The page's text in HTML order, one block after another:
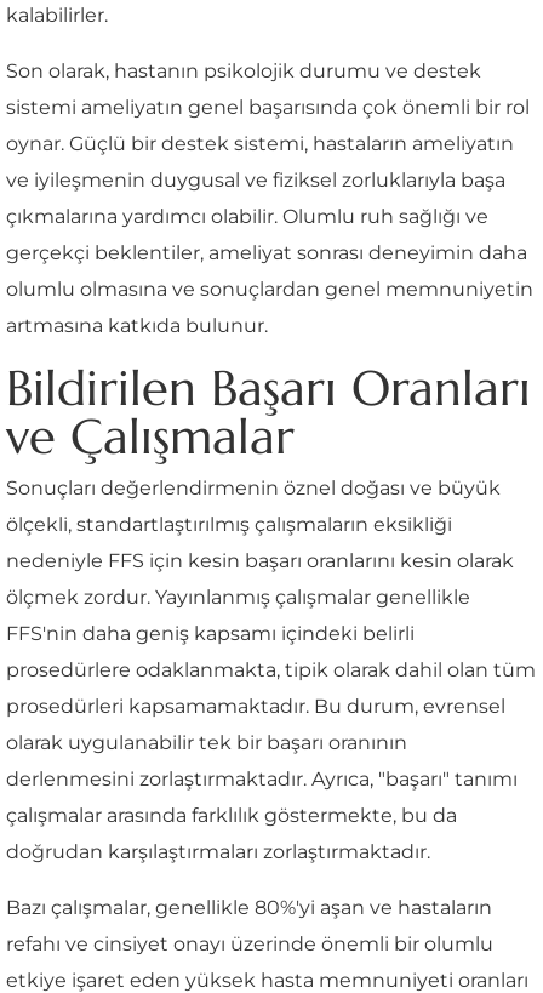
kalabilirler.
Son olarak, hastanın psikolojik durumu ve destek
sistemi ameliyatın genel başarısında çok önemli bir rol
oynar. Güçlü bir destek sistemi, hastaların ameliyatın
ve iyileşmenin duygusal ve fiziksel zorluklarıyla başa
çıkmalarına yardımcı olabilir. Olumlu ruh sağlığı ve
gerçekçi beklentiler, ameliyat sonrası deneyimin daha
olumlu olmasına ve sonuçlardan genel memnuniyetin
artmasına katkıda bulunur.
Bildirilen Başarı Oranları
ve Çalışmalar
Sonuçları değerlendirmenin öznel doğası ve büyük
ölçekli, standartlaştırılmış çalışmaların eksikliği
nedeniyle FFS için kesin başarı oranlarını kesin olarak
ölçmek zordur. Yayınlanmış çalışmalar genellikle
FFS'nin daha geniş kapsamı içindeki belirli
prosedürlere odaklanmakta, tipik olarak dahil olan tüm
prosedürleri kapsamamaktadır. Bu durum, evrensel
olarak uygulanabilir tek bir başarı oranının
derlenmesini zorlaştırmaktadır. Ayrıca, "başarı" tanımı
çalışmalar arasında farklılık göstermekte, bu da
doğrudan karşılaştırmaları zorlaştırmaktadır.
Bazı çalışmalar, genellikle 80%'yi aşan ve hastaların
refahı ve cinsiyet onayı üzerinde önemli bir olumlu
etkiye işaret eden yüksek hasta memnuniyeti oranları